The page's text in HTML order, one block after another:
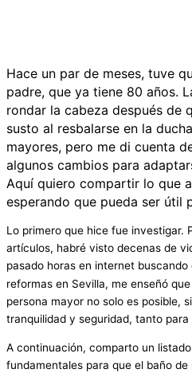
Hace un par de meses, tuve
padre, que ya tiene 80 años.
rondar la cabeza después de
susto al resbalarse en la
mayores, pero me di cuenta
algunos cambios para
Aquí quiero compartir lo que
esperando que pueda ser útil
Lo primero que hice fue investigar.
artículos, habré visto decenas de
pasado horas en internet buscando
reformas en Sevilla, me enseñó
persona mayor no solo es posible,
tranquilidad y seguridad, tanto
A continuación, comparto un
fundamentales para que el baño de